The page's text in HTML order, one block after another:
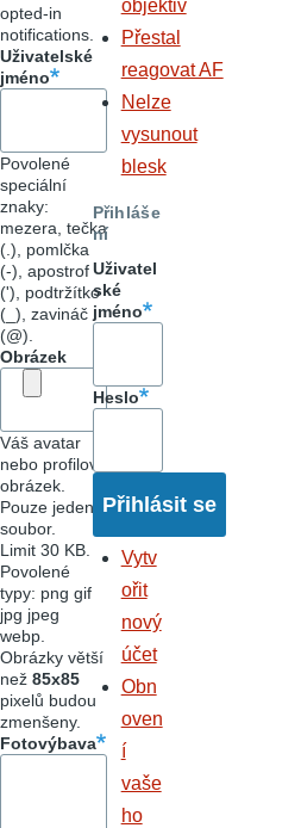
opted-in
notifications.
Uživatelské
jméno
Povolené
speciální
znaky:
mezera, tečka
(.), pomlčka
(-), apostrof
('), podtržítko
(_), zavináč
(@).
Obrázek
Váš avatar
nebo profilový
obrázek.
Pouze jeden
soubor.
Limit 30 KB.
Povolené
typy: png gif
jpg jpeg
webp.
Obrázky větší
než 85x85
pixelů budou
zmenšeny.
Fotovýbava
objektiv
Přestal
reagovat AF
Nelze
vysunout
blesk
Přihláše
ní
Uživatel
ské
jméno
Heslo
Vytv
ořit
nový
účet
Obn
oven
í
vaše
ho